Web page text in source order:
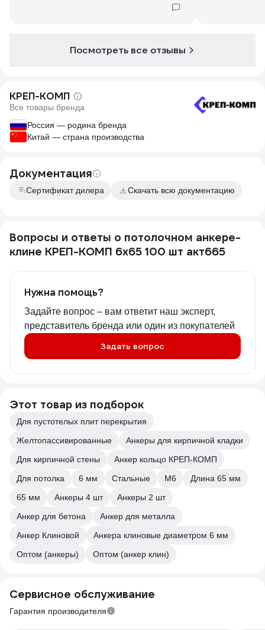
Посмотреть все отзывы
КРЕП-КОМП
Все товары бренда
Россия — родина бренда
Китай — страна производства
Документация
Сертификат дилера Скачать всю документацию
Вопросы и ответы о потолочном анкере-
клине КРЕП-КОМП 6х65 100 шт акт665
Нужна помощь?
Задайте вопрос – вам ответит наш эксперт,
представитель бренда или один из покупателей
Задать вопрос
Этот товар из подборок
Для пустотелых плит перекрытия
Желтопассивированные
Анкеры для кирпичной кладки
Для кирпичной стены
Анкер кольцо КРЕП-КОМП
Для потолка
6 мм Стальные М6
Длина 65 мм
65 мм
Анкеры 4 шт
Анкеры 2 шт
Анкер для бетона
Анкер для металла
Анкер Клиновой
Анкера клиновые диаметром 6 мм
Оптом (анкеры)
Оптом (анкер клин)
Сервисное обслуживание
Гарантия производителя